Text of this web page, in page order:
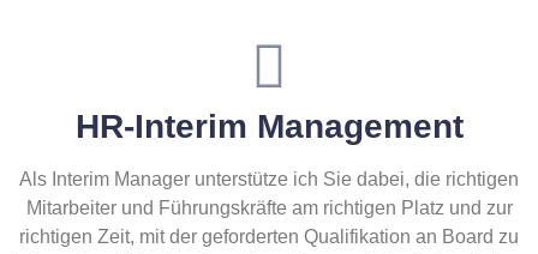
HR-Interim Management
Als Interim Manager unterstütze ich Sie dabei, die richtigen
Mitarbeiter und Führungskräfte am richtigen Platz und zur
richtigen Zeit, mit der geforderten Qualifikation an Board zu